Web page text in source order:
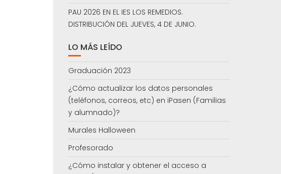
PAU 2026 EN EL IES LOS REMEDIOS.
DISTRIBUCIÓN DEL JUEVES, 4 DE JUNIO.
LO MÁS LEÍDO
Graduación 2023
¿Cómo actualizar los datos personales
(teléfonos, correos, etc) en iPasen (Familias
y alumnado)?
Murales Halloween
Profesorado
¿Cómo instalar y obtener el acceso a